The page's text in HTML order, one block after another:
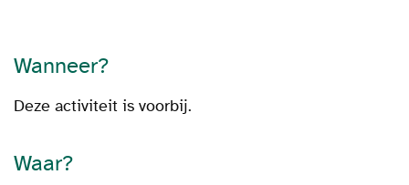
Wanneer?
Deze activiteit is voorbij.
Waar?